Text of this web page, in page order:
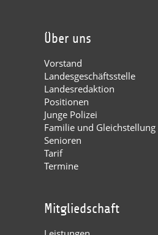
Über uns
Vorstand
Landesgeschäftsstelle
Landesredaktion
Positionen
Junge Polizei
Familie und Gleichstellung
Senioren
Tarif
Termine
Mitgliedschaft